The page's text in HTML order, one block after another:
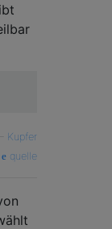
Kupfer
quelle